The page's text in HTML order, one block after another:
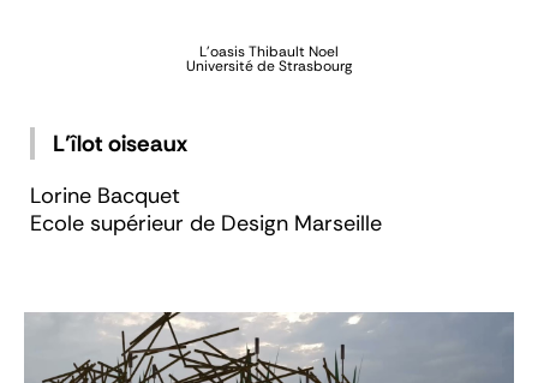
L'oasisThibault Noel
Université de Strasbourg
L’îlot oiseaux
Lorine Bacquet
Ecole supérieur de Design Marseille